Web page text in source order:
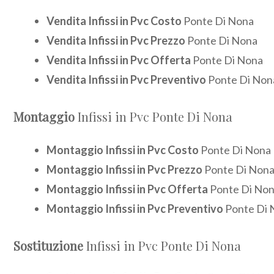
Vendita Infissi in Pvc Costo Ponte Di Nona
Vendita Infissi in Pvc Prezzo Ponte Di Nona
Vendita Infissi in Pvc Offerta Ponte Di Nona
Vendita Infissi in Pvc Preventivo Ponte Di
MontaggioInfissi in Pvc Ponte Di Nona
Montaggio Infissi in Pvc Costo Ponte Di Nona
Montaggio Infissi in Pvc Prezzo Ponte Di Nona
Montaggio Infissi in Pvc Offerta Ponte Di
Montaggio Infissi in Pvc Preventivo Ponte Di
SostituzioneInfissi in Pvc Ponte Di Nona